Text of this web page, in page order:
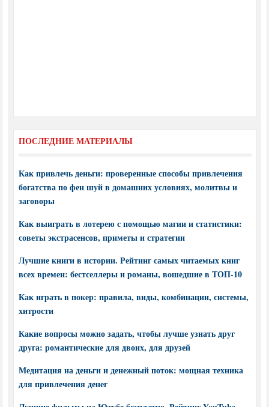
ПОСЛЕДНИЕ МАТЕРИАЛЫ
Как привлечь деньги: проверенные способы привлечения
богатства по фен шуй в домашних условиях, молитвы и
заговоры
Как выиграть в лотерею с помощью магии и статистики:
советы экстрасенсов, приметы и стратегии
Лучшие книги в истории. Рейтинг самых читаемых книг
всех времен: бестселлеры и романы, вошедшие в ТОП-10
Как играть в покер: правила, виды, комбинации, системы,
хитрости
Какие вопросы можно задать, чтобы лучше узнать друг
друга: романтические для двоих, для друзей
Медитация на деньги и денежный поток: мощная техника
для привлечения денег